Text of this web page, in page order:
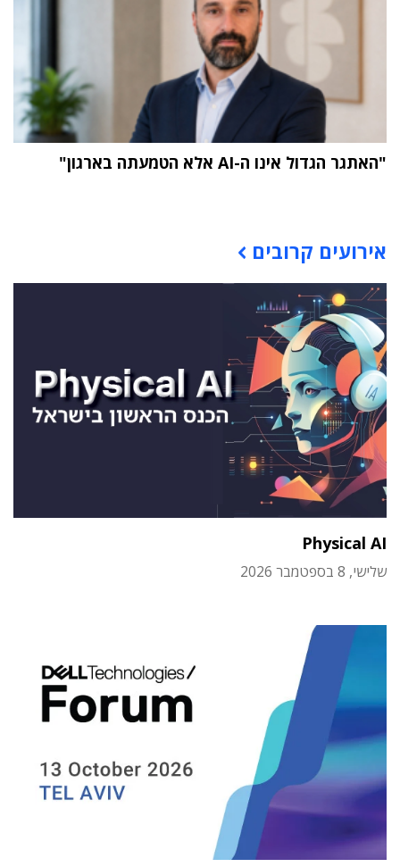
"האתגר הגדול אינו ה-AI אלא הטמעתה בארגון"
אירועים קרובים
Physical AI
שלישי, 8 בספטמבר 2026